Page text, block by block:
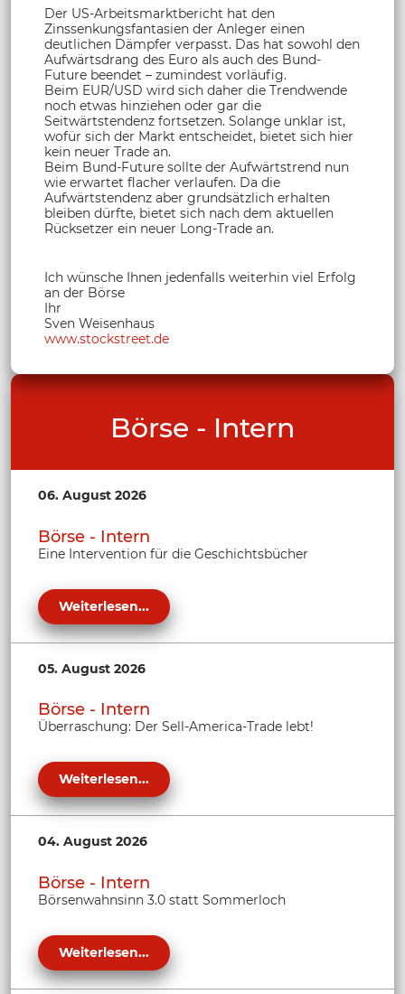
Der US-Arbeitsmarktbericht hat den
Zinssenkungsfantasien der Anleger einen
deutlichen Dämpfer verpasst. Das hat sowohl den
Aufwärtsdrang des Euro als auch des Bund-
Future beendet – zumindest vorläufig.
Beim EUR/USD wird sich daher die Trendwende
noch etwas hinziehen oder gar die
Seitwärtstendenz fortsetzen. Solange unklar ist,
wofür sich der Markt entscheidet, bietet sich hier
kein neuer Trade an.
Beim Bund-Future sollte der Aufwärtstrend nun
wie erwartet flacher verlaufen. Da die
Aufwärtstendenz aber grundsätzlich erhalten
bleiben dürfte, bietet sich nach dem aktuellen
Rücksetzer ein neuer Long-Trade an.
Ich wünsche Ihnen jedenfalls weiterhin viel Erfolg
an der Börse
Ihr
Sven Weisenhaus
www.stockstreet.de
Börse - Intern
06. August 2026
Börse - Intern
Eine Intervention für die Geschichtsbücher
Weiterlesen...
05. August 2026
Börse - Intern
Überraschung: Der Sell-America-Trade lebt!
Weiterlesen...
04. August 2026
Börse - Intern
Börsenwahnsinn 3.0 statt Sommerloch
Weiterlesen...